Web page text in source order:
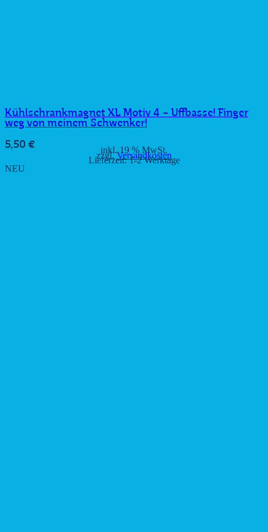
Kühlschrankmagnet XL Motiv 4 – Uffbasse! Finger
weg von meinem Schwenker!
5,50 € inkl. 19 % MwSt.
zzgl.Versandkosten
Lieferzeit:1-2 Werktage
NEU